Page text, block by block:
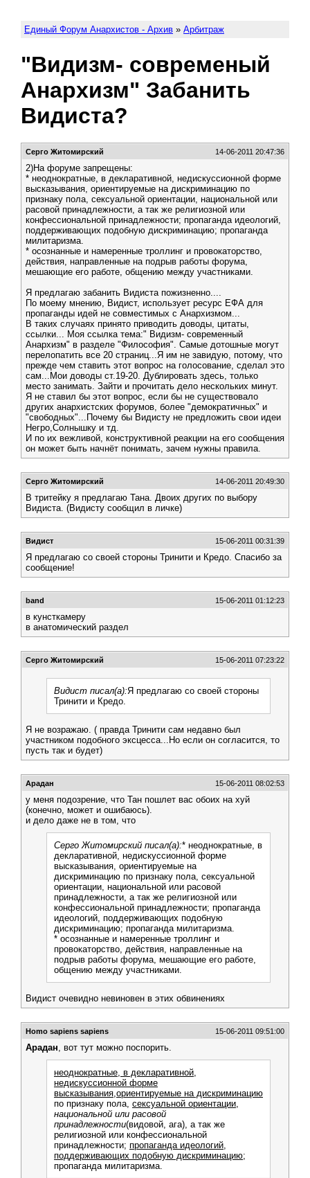
Единый Форум Анархистов - Архив » Арбитраж
"Видизм- современый
Анархизм" Забанить
Видиста?
Серго Житомирский 14-06-2011 20:47:36
2)На форуме запрещены:
* неоднократные, в декларативной, недискуссионной форме
высказывания, ориентируемые на дискриминацию по
признаку пола, сексуальной ориентации, национальной или
расовой принадлежности, а так же религиозной или
конфессиональной принадлежности; пропаганда идеологий,
поддерживающих подобную дискриминацию; пропаганда
милитаризма.
* осознанные и намеренные троллинг и провокаторство,
действия, направленные на подрыв работы форума,
мешающие его работе, общению между участниками.
Я предлагаю забанить Видиста пожизненно....
По моему мнению, Видист, использует ресурс ЕФА для
пропаганды идей не совместимых с Анархизмом...
В таких случаях принято приводить доводы, цитаты,
ссылки... Моя ссылка тема:" Видизм- современный
Анархизм" в разделе "Философия". Самые дотошные могут
перелопатить все 20 страниц...Я им не завидую, потому, что
прежде чем ставить этот вопрос на голосование, сделал это
сам...Мои доводы ст.19-20. Дублировать здесь, только
место занимать. Зайти и прочитать дело нескольких минут.
Я не ставил бы этот вопрос, если бы не существовало
других анархистских форумов, более "демократичных" и
"свободных"...Почему бы Видисту не предложить свои идеи
Негро,Солнышку и тд.
И по их вежливой, конструктивной реакции на его сообщения
он может быть начнёт понимать, зачем нужны правила.
Серго Житомирский 14-06-2011 20:49:30
В тритейку я предлагаю Тана. Двоих других по выбору
Видиста. (Видисту сообщил в личке)
Видист 15-06-2011 00:31:39
Я предлагаю со своей стороны Тринити и Кредо. Спасибо за
сообщение!
band 15-06-2011 01:12:23
в кунсткамеру
в анатомический раздел
Серго Житомирский 15-06-2011 07:23:22
Видист писал(а):Я предлагаю со своей стороны
Тринити и Кредо.
Я не возражаю. ( правда Тринити сам недавно был
участником подобного эксцесса...Но если он согласится, то
пусть так и будет)
Арадан 15-06-2011 08:02:53
у меня подозрение, что Тан пошлет вас обоих на хуй
(конечно, может и ошибаюсь).
и дело даже не в том, что
Серго Житомирский писал(а):* неоднократные, в
декларативной, недискуссионной форме
высказывания, ориентируемые на
дискриминацию по признаку пола, сексуальной
ориентации, национальной или расовой
принадлежности, а так же религиозной или
конфессиональной принадлежности; пропаганда
идеологий, поддерживающих подобную
дискриминацию; пропаганда милитаризма.
* осознанные и намеренные троллинг и
провокаторство, действия, направленные на
подрыв работы форума, мешающие его работе,
общению между участниками.
Видист очевидно невиновен в этих обвинениях
Homo sapiens sapiens 15-06-2011 09:51:00
Арадан, вот тут можно поспорить.
неоднократные, в декларативной,
недискуссионной форме
высказывания,ориентируемые на дискриминацию
по признаку пола, сексуальной ориентации,
национальной или расовой
принадлежности(видовой, ага), а так же
религиозной или конфессиональной
принадлежности; пропаганда идеологий,
поддерживающих подобную дискриминацию;
пропаганда милитаризма.